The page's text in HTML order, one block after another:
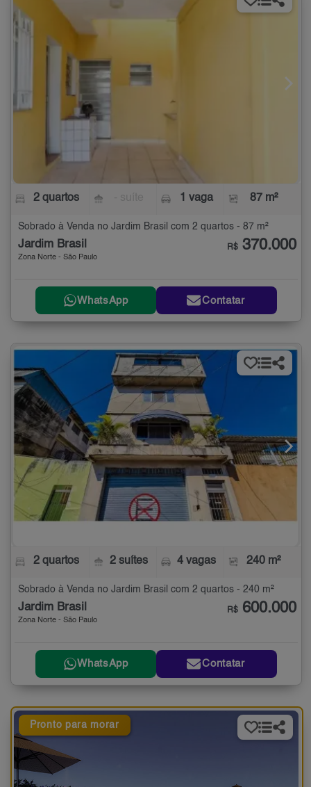
2 quartos 1 vaga 87 m²
Sobrado à Venda no Jardim Brasil com 2 quartos - 87 m²
Jardim Brasil
Zona Norte - São Paulo
R$ 370.000
WhatsApp Contatar
2 quartos 2 suítes 4 vagas 240 m²
Sobrado à Venda no Jardim Brasil com 2 quartos - 240 m²
Jardim Brasil
Zona Norte - São Paulo
R$ 600.000
WhatsApp Contatar
Pronto para morar